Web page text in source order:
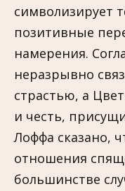
символизирует
позитивные
намерения.
неразрывно
страстью, а
и честь,
Лоффа сказано,
отношения
большинстве